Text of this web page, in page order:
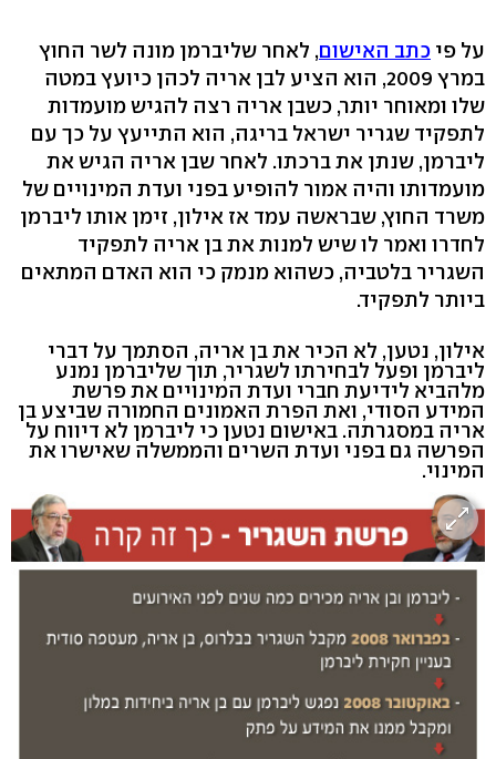
על פי כתב האישום, לאחר שליברמן מונה לשר החוץ
במרץ 2009, הוא הציע לבן אריה לכהן כיועץ במטה
שלו ומאוחר יותר, כשבן אריה רצה להגיש מועמדות
לתפקיד שגריר ישראל בריגה, הוא התייעץ על כך עם
ליברמן, שנתן את ברכתו. לאחר שבן אריה הגיש את
מועמדותו והיה אמור להופיע בפני ועדת המינויים של
משרד החוץ, שבראשה עמד אז אילון, זימן אותו ליברמן
לחדרו ואמר לו שיש למנות את בן אריה לתפקיד
השגריר בלטביה, כשהוא מנמק כי הוא האדם המתאים
ביותר לתפקיד.
אילון, נטען, לא הכיר את בן אריה, הסתמך על דברי
ליברמן ופעל לבחירתו לשגריר, תוך שליברמן נמנע
מלהביא לידיעת חברי ועדת המינויים את פרשת
המידע הסודי, ואת הפרת האמונים החמורה שביצע בן
אריה במסגרתה. באישום נטען כי ליברמן לא דיווח על
הפרשה גם בפני ועדת השרים והממשלה שאישרו את
המינוי.